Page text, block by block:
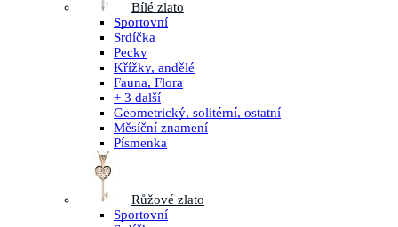
Bílé zlato
Sportovní
Srdíčka
Pecky
Křížky, andělé
Fauna, Flora
+ 3 další
Geometrický, solitérní, ostatní
Měsíční znamení
Písmenka
Růžové zlato
Sportovní